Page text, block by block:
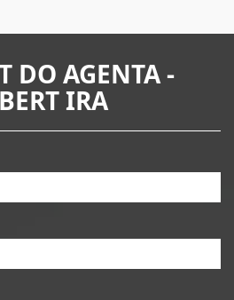
DO AGENTA -
IRA